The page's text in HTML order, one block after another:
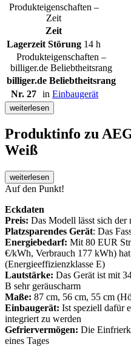
Produkteigenschaften –
Zeit
Zeit
Lagerzeit Störung 14 h
Produkteigenschaften –
billiger.de Beliebtheitsrang
billiger.de Beliebtheitsrang
Nr. 27
in Einbaugerät
weiterlesen
Produktinfo zu
Weiß
weiterlesen
Auf den Punkt!
Eckdaten
Preis: Das Modell lässt sich der
Platzsparendes Gerät: Das
Energiebedarf: Mit 80 EUR
€/kWh, Verbrauch 177 kWh)
(Energieeffizienzklasse E)
Lautstärke: Das Gerät ist mit
B sehr geräuscharm
Maße: 87 cm, 56 cm, 55 cm
Einbaugerät: Ist speziell dafür
integriert zu werden
Gefriervermögen: Die
eines Tages